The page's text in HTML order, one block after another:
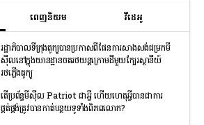
ពេញនិយម វីដេអូ
រដ្ឋាភិបាលទីក្រុងតូក្យូបានប្រកាសពីផែនការសាងសង់ជម្រកមី
ស៊ីលនៅក្នុងយានដ្ឋានចតរថយន្តក្រោមដីមួយក្បែរស្ថានីយ៍
រថភ្លើងតូក្យូ
តើប្រព័ន្ធមីស៊ីល Patriot ជាអ្វី ហើយហេតុអ្វីបានជាការ
ផ្គត់ផ្គង់ត្រូវបានកាត់បន្ថយទូទាំងពិភពលោក?